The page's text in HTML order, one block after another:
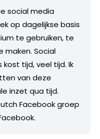
social media
op dagelijkse basis
te gebruiken, te
maken. Social
tijd, veel tijd. Ik
van deze
inzet qua tijd.
Facebook groep